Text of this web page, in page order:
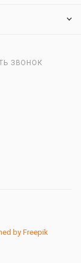
ЗВОНОК
by Freepik